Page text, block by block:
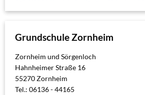
Grundschule Zornheim
Zornheim und Sörgenloch
Hahnheimer Straße 16
55270 Zornheim
Tel.: 06136 - 44165